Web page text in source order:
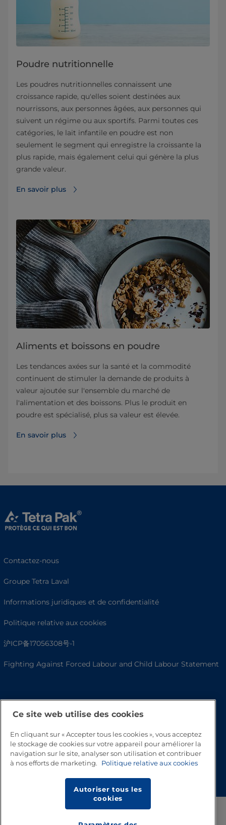
Poudre nutritionnelle
Les poudres nutritionnelles connaissent une
croissance rapide, qu'elles soient destinées aux
nourrissons, aux personnes âgées, aux personnes qui
suivent un régime ou aux sportifs. Parmi toutes ces
catégories, le lait infantile en poudre est non
seulement le segment qui enregistre la croissante la
plus rapide, mais également celui qui génère la plus
grande valeur.
En savoir plus
Aliments et boissons en poudre
Les tendances axées sur la santé et la commodité
continuent de stimuler la demande de produits à
valeur ajoutée sur l'ensemble du marché de
l'alimentation et des boissons. Plus le produit en
poudre est spécialisé, plus sa valeur est élevée.
En savoir plus
Contactez-nous
Groupe Tetra Laval
Informations juridiques et de confidentialité
Politique relative aux cookies
沪ICP备17056308号-1
Fighting Against Forced Labour and Child Labour Statement
Haut de page
Ce site web utilise des cookies
En cliquant sur « Accepter tous les cookies », vous acceptez
le stockage de cookies sur votre appareil pour améliorer la
navigation sur le site, analyser son utilisation et contribuer
à nos efforts de marketing.
Politique relative aux cookies
Autoriser tous les
cookies